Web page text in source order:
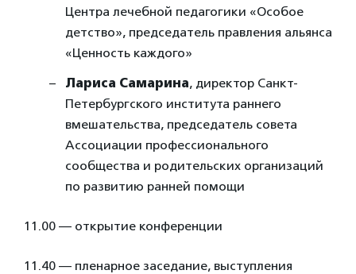
Центра лечебной педагогики «Особое
детство», председатель правления альянса
«Ценность каждого»
Лариса Самарина, директор Санкт-
Петербургского института раннего
вмешательства, председатель совета
Ассоциации профессионального
сообщества и родительских организаций
по развитию ранней помощи
11.00 — открытие конференции
11.40 — пленарное заседание, выступления